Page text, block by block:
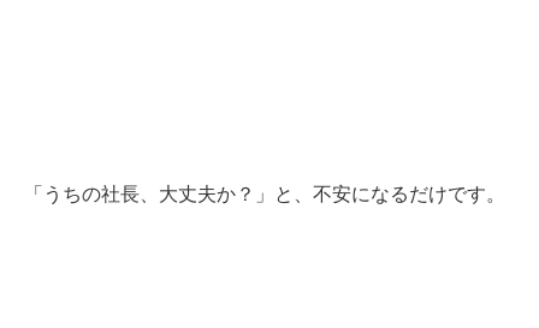
「うちの社長、大丈夫か？」 と、不安になるだけです。